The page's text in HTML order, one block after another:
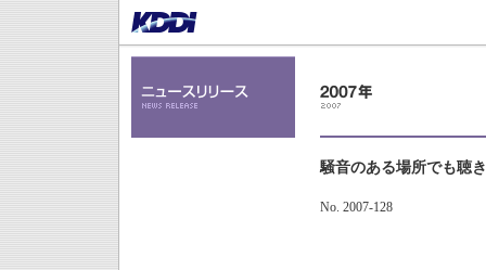
騒音のある場所でも聴
No. 2007-128